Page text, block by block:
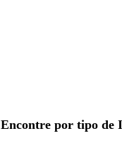
Encontre por tipo de